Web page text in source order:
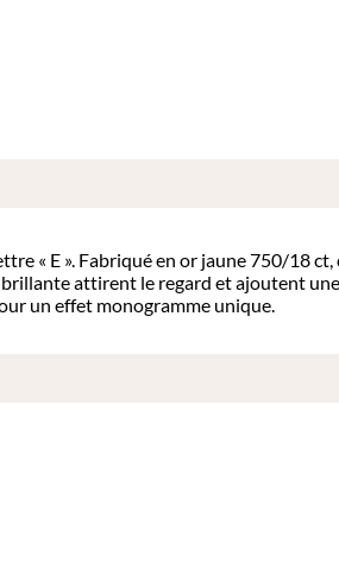
« E ». Fabriqué en or jaune 750/18
attirent le regard et ajoutent
un effet monogramme unique.